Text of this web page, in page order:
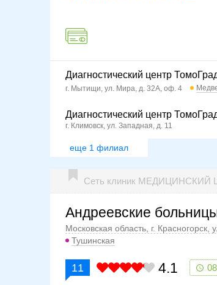
Диагностический центр
г. Мытищи, ул. Мира, д. 32А, оф. 4
Диагностический центр
г. Климовск, ул. Западная, д. 11
еще 1 филиал
Сеть клиник МЕДИЦИНСКИЙ
Андреевские
Московская область, г. Красногорск,
Тушинская
11 4.1